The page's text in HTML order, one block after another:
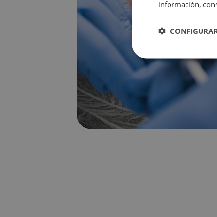
información,